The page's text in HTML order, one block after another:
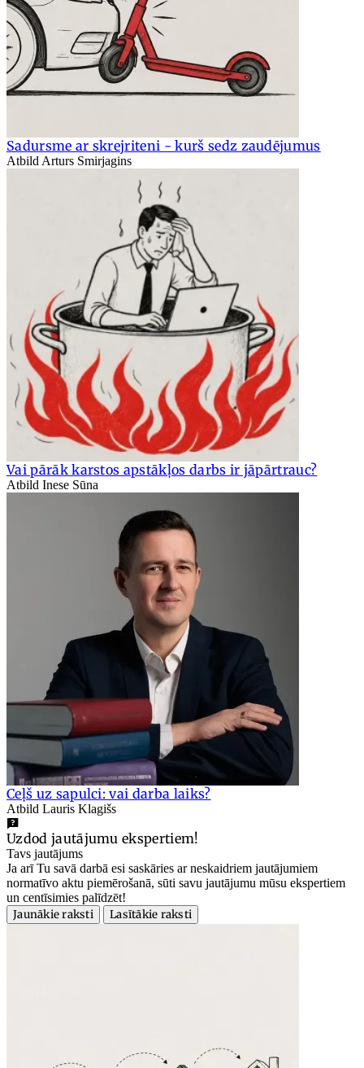
Sadursme ar skrejriteni - kurš sedz zaudējumus
Atbild Arturs Smirjagins
Vai pārāk karstos apstākļos darbs ir jāpārtrauc?
Atbild Inese Sūna
Ceļš uz sapulci: vai darba laiks?
Atbild Lauris Klagišs
Uzdod jautājumu ekspertiem!
Tavs jautājums
Ja arī Tu savā darbā esi saskāries ar neskaidriem jautājumiem
normatīvo aktu piemērošanā, sūti savu jautājumu mūsu ekspertiem
un centīsimies palīdzēt!
Jaunākie raksti
Lasītākie raksti